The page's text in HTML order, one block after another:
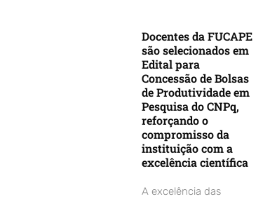
Docentes da FUCAPE
são selecionados em
Edital para
Concessão de Bolsas
de Produtividade em
Pesquisa do CNPq,
reforçando o
compromisso da
instituição com a
excelência científica
A excelência das